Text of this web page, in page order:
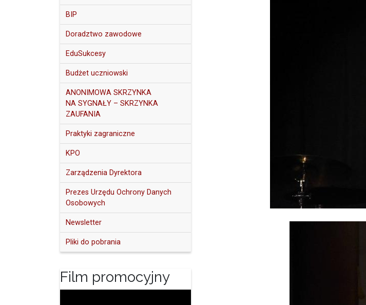
BIP
Doradztwo zawodowe
EduSukcesy
Budżet uczniowski
ANONIMOWA SKRZYNKA
NA SYGNAŁY – SKRZYNKA
ZAUFANIA
Praktyki zagraniczne
KPO
Zarządzenia Dyrektora
Prezes Urzędu Ochrony Danych
Osobowych
Newsletter
Pliki do pobrania
Film promocyjny